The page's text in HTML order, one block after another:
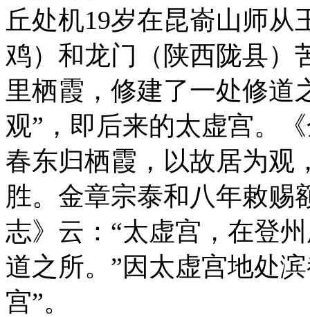
丘处机19岁在昆嵛山师
鸡）和龙门（陕西陇县）
里栖霞，修建了一处修道
观”，即后来的太虚宫。
春东归栖霞，以故居为观
胜。金章宗泰和八年敕赐
志》云：“太虚宫，在登
道之所。”因太虚宫地处
宫”。